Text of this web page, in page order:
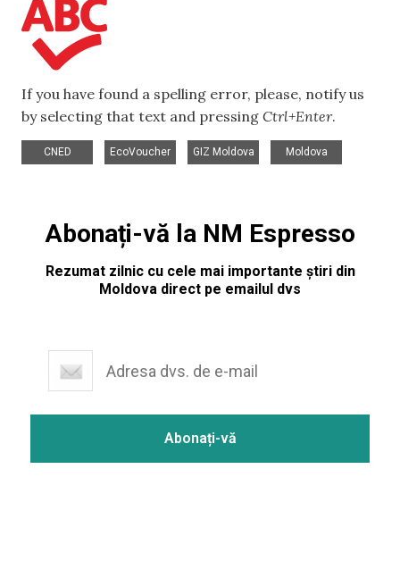
If you have found a spelling error, please, notify us
by selecting that text and pressing Ctrl+Enter.
CNED
EcoVoucher
GIZ Moldova
Moldova
Abonați-vă la NM Espresso
Rezumat zilnic cu cele mai importante știri din
Moldova direct pe emailul dvs